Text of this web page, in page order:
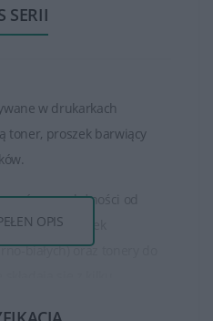
SERII
w drukarkach
toner, proszek barwiący
w zależności od
do drukarek
białych) oraz tonery do
OPIS